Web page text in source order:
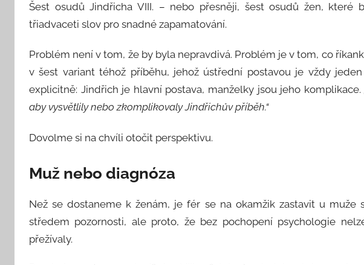
T
h
n
k
Šest osudů Jindřicha VIII. – nebo přesněji, šest osudů žen, které
třiadvaceti slov pro snadné zapamatování.
Problém není v tom, že by byla nepravdivá. Problém je v tom, co
v šest variant téhož příběhu, jehož ústřední postavou je vždy
explicitně: Jindřich je hlavní postava, manželky jsou jeho komplikace.
aby vysvětlily nebo zkomplikovaly Jindřichův příběh.“
Dovolme si na chvíli otočit perspektivu.
Muž nebo diagnóza
Než se dostaneme k ženám, je fér se na okamžik zastavit u
středem pozornosti, ale proto, že bez pochopení psychologie
přežívaly.